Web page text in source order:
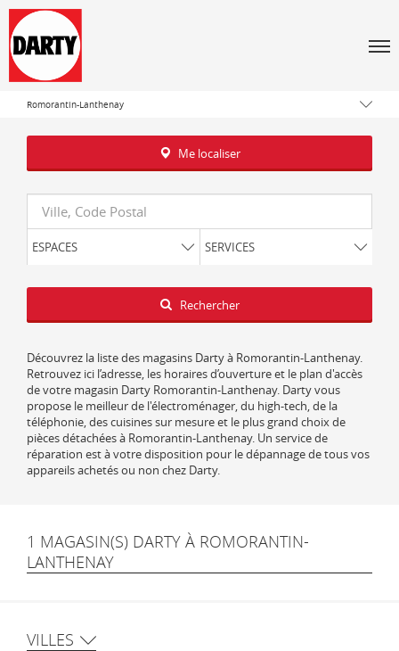
Tous les magasins Darty
Centre-Val de Loire
Loir-et-Cher
Romorantin-Lanthenay
Me localiser
Requête
ESPACES SERVICES
Latitude
Longitude
Rechercher
Découvrez la liste des magasins Darty à Romorantin-Lanthenay.
Retrouvez ici l’adresse, les horaires d’ouverture et le plan d'accès
de votre magasin Darty Romorantin-Lanthenay. Darty vous
propose le meilleur de l'électroménager, du high-tech, de la
téléphonie, des cuisines sur mesure et le plus grand choix de
pièces détachées à Romorantin-Lanthenay. Un service de
réparation est à votre disposition pour le dépannage de tous vos
appareils achetés ou non chez Darty.
1 MAGASIN(S) DARTY À ROMORANTIN-
LANTHENAY
VILLES